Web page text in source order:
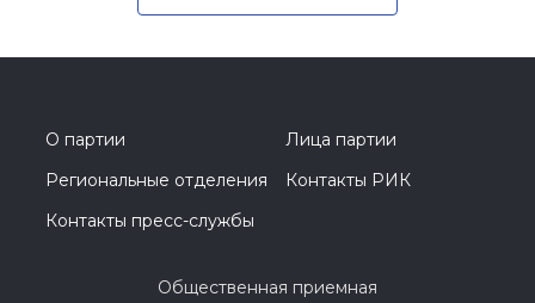
О партии
Лица партии
Региональные отделения
Контакты РИК
Контакты пресс-службы
Общественная приемная